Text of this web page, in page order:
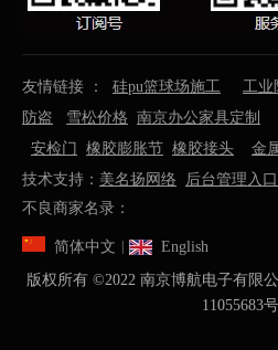
友情链接 ： 硅pu篮球场施工 工业
防盗
雪松价格 南京办公家具定制
安检门 橡胶膨胀节 橡胶接头 金
技术支持： 美名扬网络
后台管理入口
不良商家名录：
简体中文
English
版权所有 ©️2022 南京博航电子有
11055683